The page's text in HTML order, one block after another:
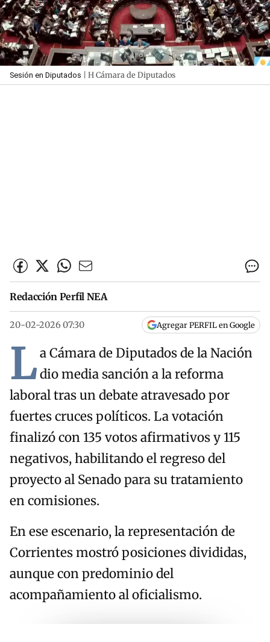
Sesión en Diputados | H Cámara de Diputados
Redacción Perfil NEA
20-02-2026 07:30 Agregar PERFIL en Google
La Cámara de Diputados de la Nación
dio media sanción a la reforma
laboral tras un debate atravesado por
fuertes cruces políticos. La votación
finalizó con 135 votos afirmativos y 115
negativos, habilitando el regreso del
proyecto al Senado para su tratamiento
en comisiones.
En ese escenario, la representación de
Corrientes mostró posiciones divididas,
aunque con predominio del
acompañamiento al oficialismo.